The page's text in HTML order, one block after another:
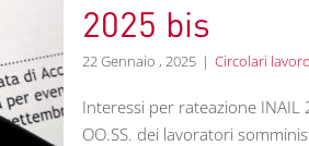
2025 bis
22 Gennaio , 2025 | Circolari lavoro
Interessi per rateazione INAIL
OO.SS. dei lavoratori